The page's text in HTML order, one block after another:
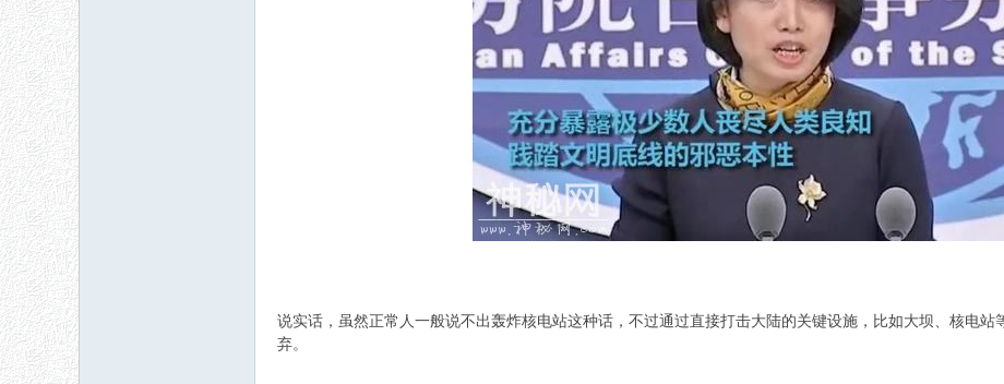
说实话，虽然正常人一般说不出轰炸核电站这种话，不过通过直接打击大陆的关键设施，比如大坝、核电
弃。